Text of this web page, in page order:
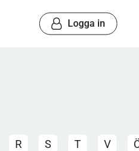
Logga in
R S T V